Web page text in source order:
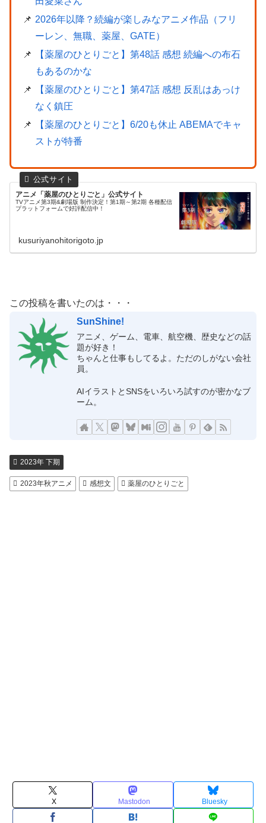
2026年以降？続編が楽しみなアニメ作品（フリ
ーレン、無職、薬屋、GATE）
【薬屋のひとりごと】第48話 感想 続編への布石
もあるのかな
【薬屋のひとりごと】第47話 感想 反乱はあっけ
なく鎮圧
【薬屋のひとりごと】6/20も休止 ABEMAでキャ
ストが特番
アニメ「薬屋のひとりごと」公式サイト
TVアニメ第3期&劇場版 制作決定！第1期～第2期 各種配信
プラットフォームで好評配信中！
kusuriyanohitorigoto.jp
この投稿を書いたのは・・・
SunShine!
アニメ、ゲーム、電車、航空機、歴史などの話
題が好き！
ちゃんと仕事もしてるよ。ただのしがない会社
員。
AIイラストとSNSをいろいろ試すのが密かなブ
ーム。
2023年 下期
2023年秋アニメ 感想文 薬屋のひとりごと
X Mastodon Bluesky